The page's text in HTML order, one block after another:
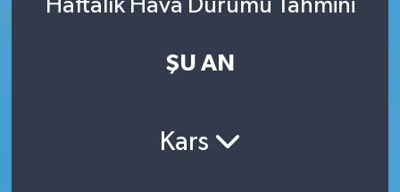
Haftalık Hava Durumu Tahmini
ŞU AN
Kars